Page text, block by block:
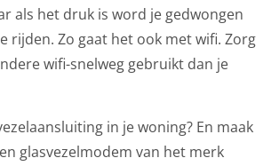
als het druk is word je gedwongen
rijden. Zo gaat het ook met wifi. Zorg
wifi-snelweg gebruikt dan je
in je woning? En maak
glasvezelmodem van het merk